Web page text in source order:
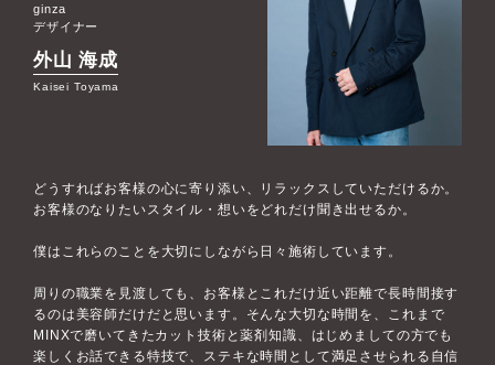
ginza
デザイナー
外山 海成
Kaisei Toyama
どうすればお客様の心に寄り添い、リラックスしていただけるか。
お客様のなりたいスタイル・想いをどれだけ聞き出せるか。
僕はこれらのことを大切にしながら日々施術しています。
周りの職業を見渡しても、お客様とこれだけ近い距離で長時間接す
るのは美容師だけだと思います。そんな大切な時間を、これまで
MINXで磨いてきたカット技術と薬剤知識、はじめましての方でも
楽しくお話できる特技で、ステキな時間として満足させられる自信